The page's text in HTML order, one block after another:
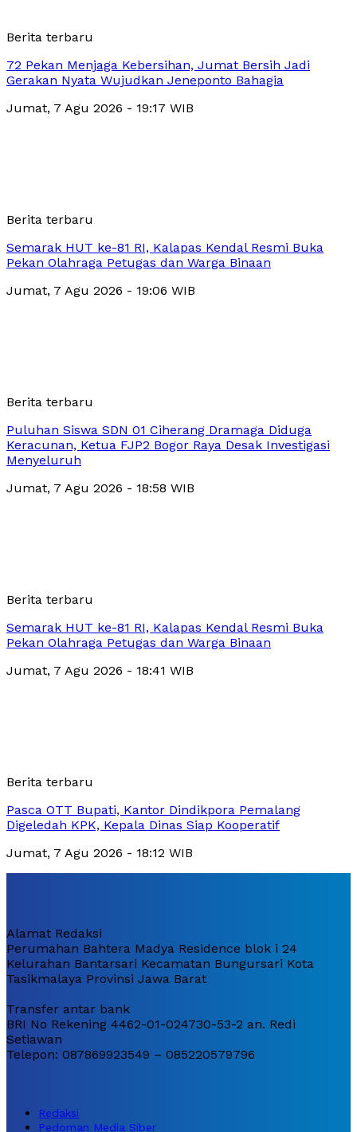
Berita terbaru
72 Pekan Menjaga Kebersihan, Jumat Bersih Jadi
Gerakan Nyata Wujudkan Jeneponto Bahagia
Jumat, 7 Agu 2026 - 19:17 WIB
Berita terbaru
Semarak HUT ke-81 RI, Kalapas Kendal Resmi Buka
Pekan Olahraga Petugas dan Warga Binaan
Jumat, 7 Agu 2026 - 19:06 WIB
Berita terbaru
Puluhan Siswa SDN 01 Ciherang Dramaga Diduga
Keracunan, Ketua FJP2 Bogor Raya Desak Investigasi
Menyeluruh
Jumat, 7 Agu 2026 - 18:58 WIB
Berita terbaru
Semarak HUT ke-81 RI, Kalapas Kendal Resmi Buka
Pekan Olahraga Petugas dan Warga Binaan
Jumat, 7 Agu 2026 - 18:41 WIB
Berita terbaru
Pasca OTT Bupati, Kantor Dindikpora Pemalang
Digeledah KPK, Kepala Dinas Siap Kooperatif
Jumat, 7 Agu 2026 - 18:12 WIB
Alamat Redaksi
Perumahan Bahtera Madya Residence blok i 24
Kelurahan Bantarsari Kecamatan Bungursari Kota
Tasikmalaya Provinsi Jawa Barat
Transfer antar bank
BRI No Rekening 4462-01-024730-53-2 an. Redi
Setiawan
Telepon: 087869923549 – 085220579796
Redaksi
Pedoman Media Siber